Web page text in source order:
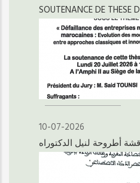
SOUTENANCE DE THESE
10-07-2026
أطروحة لنيل الدكتوراه